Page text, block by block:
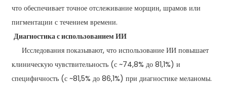
что обеспечивает точное отслеживание морщин, шрамов или
пигментации с течением времени.
Диагностика с использованием ИИ
Исследования показывают, что использование ИИ повышает
клиническую чувствительность (с ~74,8% до 81,1%) и
специфичность (с ~81,5% до 86,1%) при диагностике меланомы.